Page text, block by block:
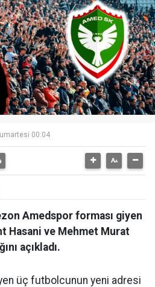
00:04
Amedspor forması giyen
Hasani ve Mehmet Murat
açıkladı.
üç futbolcunun yeni adresi